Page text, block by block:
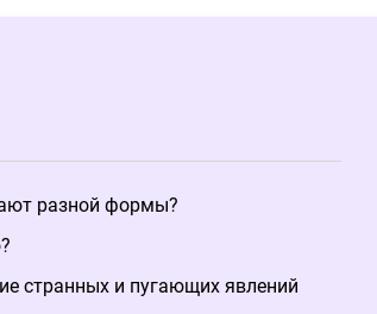
разной формы?
странных и пугающих явлений